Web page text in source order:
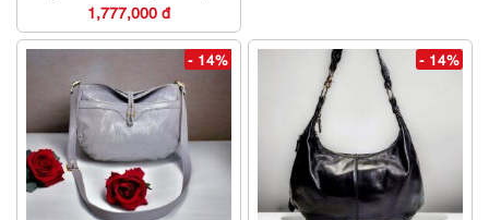
1,777,000 đ
- 14% - 14%